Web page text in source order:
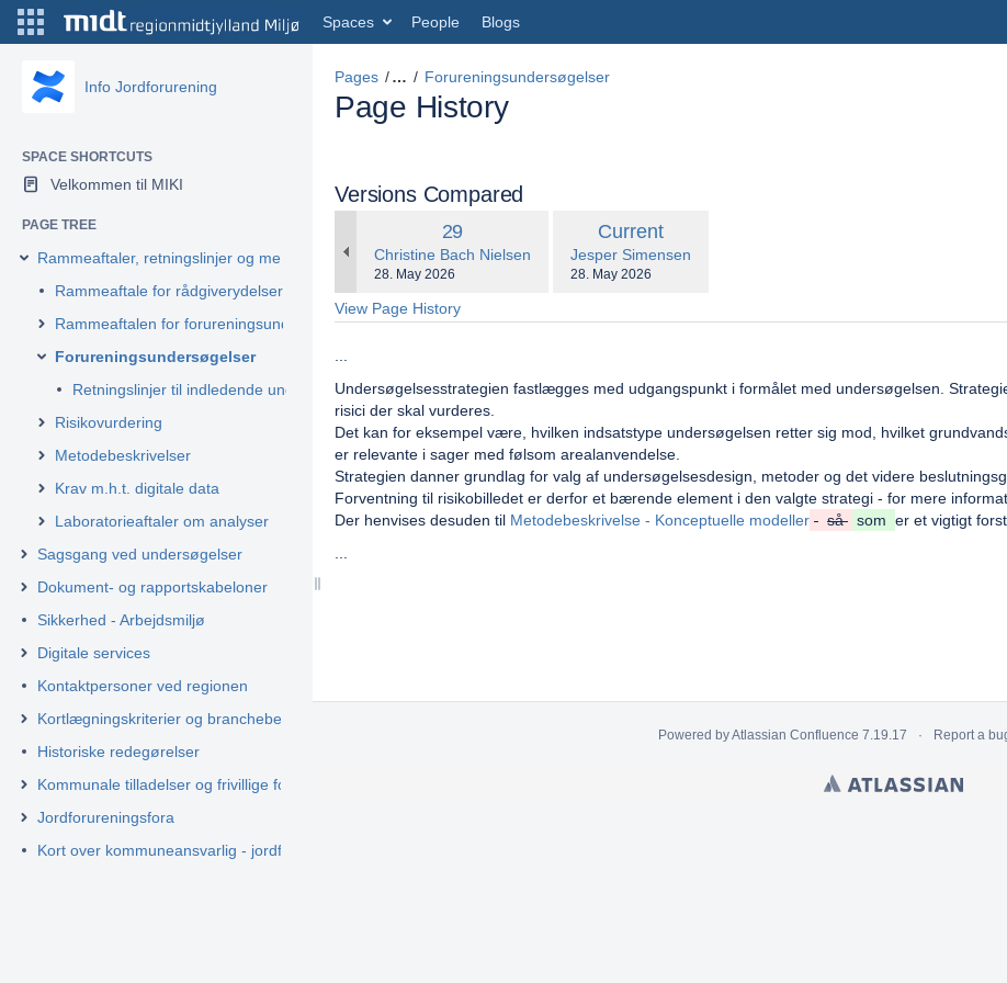
Spaces People Blogs
Info Jordforurening
SPACE SHORTCUTS
Velkommen til MIKI
PAGE TREE
Rammeaftaler, retningslinjer og metodebeskrivelser
Rammeaftale for rådgiverydelser for afværger med kontaktrisiko 2026-2031
Rammeaftalen for forureningsundersøgelser
Forureningsundersøgelser
Retningslinjer til indledende undersøgelser
Risikovurdering
Metodebeskrivelser
Krav m.h.t. digitale data
Laboratorieaftaler om analyser
Sagsgang ved undersøgelser
Dokument- og rapportskabeloner
Sikkerhed - Arbejdsmiljø
Digitale services
Kontaktpersoner ved regionen
Kortlægningskriterier og branchebeskrivelser
Historiske redegørelser
Kommunale tilladelser og frivillige forureningstiltag
Jordforureningsfora
Kort over kommuneansvarlig - jordforurening
Pages … Forureningsundersøgelser
Page History
Versions Compared
Old
Version
29
changes.mady.by.user
Christine Bach Nielsen
Saved
28. May 2026
New
Version
Current
changes.mady.by.user
Jesper Simensen
Saved
28. May 2026
View Page History
Undersøgelsesstrategien fastlægges med udgangspunkt i formålet med undersøgelsen.
risici der skal vurderes.
Det kan for eksempel være, hvilken indsatstype undersøgelsen retter sig mod, hvilket
er relevante i sager med følsom arealanvendelse.
Strategien danner grundlag for valg af undersøgelsesdesign, metoder og det videre
Forventning til risikobilledet er derfor et bærende element i den valgte strategi - for mere
Der henvises desuden til Metodebeskrivelse - Konceptuelle modeller så som er et vigtigt
Powered byAtlassian Confluence 7.19.17 Report a